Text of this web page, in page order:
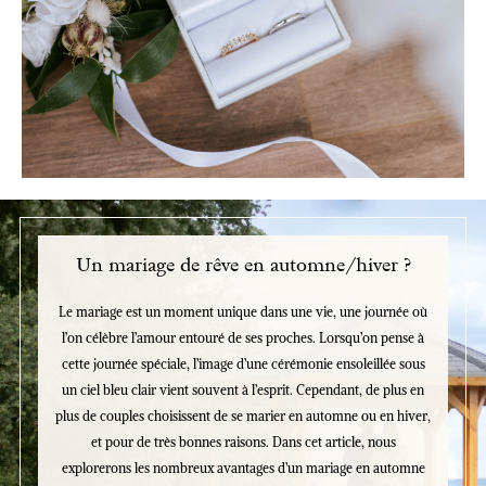
Un mariage de rêve en automne/hiver ?
Le mariage est un moment unique dans une vie, une journée où
l’on célèbre l’amour entouré de ses proches. Lorsqu’on pense à
cette journée spéciale, l’image d’une cérémonie ensoleillée sous
un ciel bleu clair vient souvent à l’esprit. Cependant, de plus en
plus de couples choisissent de se marier en automne ou en hiver,
et pour de très bonnes raisons. Dans cet article, nous
explorerons les nombreux avantages d’un mariage en automne